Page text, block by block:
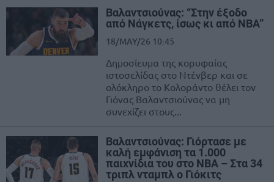
Βαλαντσιούνας: “Στην έξοδο
από Νάγκετς, ίσως κι από NBA”
18/MAY/26 10:45
Δημοσίευμα της κορυφαίας
ιστοσελίδας στο Ντένβερ και σε
ολόκληρο το Κολοράντο θέλει τον
Γιόνας Βαλαντσιούνας να μη
συνεχίζει στους...
Βαλαντσιούνας: Γιόρτασε με
καλή εμφάνιση τα 1.000
παιχνίδια του στο ΝΒΑ – Στα 34
τριπλ νταμπλ ο Γιόκιτς